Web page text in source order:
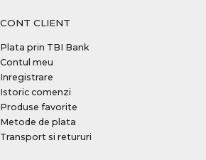
CONT CLIENT
Plata prin TBI Bank
Contul meu
Inregistrare
Istoric comenzi
Produse favorite
Metode de plata
Transport si retururi